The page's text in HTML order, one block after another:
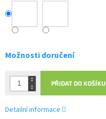
Možnosti doručení
PŘIDAT DO KOŠÍKU
Detailní informace